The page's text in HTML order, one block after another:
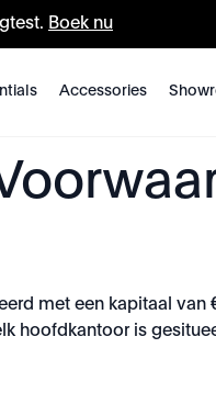
Boek nu
Accessories
met een kapitaal
is